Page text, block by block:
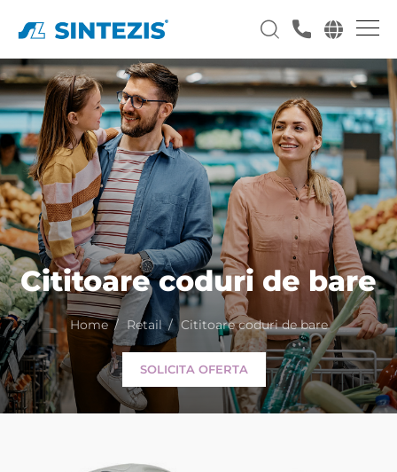
Cititoare coduri de bare
Home Retail Cititoare coduri de bare
SOLICITA OFERTA